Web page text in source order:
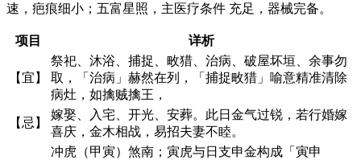
速，疤痕细小；五富星照，主医疗条件 充足，器械完备。
项目 详析
【宜】
祭祀、沐浴、捕捉、畋猎、治病、破屋坏垣、余事勿
取，「治病」赫然在列，「捕捉畋猎」喻意精准清除
病灶，如擒贼擒王，
【忌】
嫁娶、入宅、开光、安葬。此日金气过锐，若行婚嫁
喜庆，金木相战，易招夫妻不睦。
冲虎（甲寅）煞南；寅虎与日支申金构成「寅申